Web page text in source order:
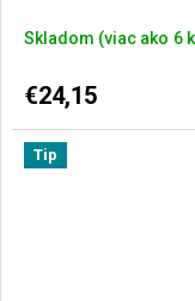
Skladom (>6
€24,15
Tip